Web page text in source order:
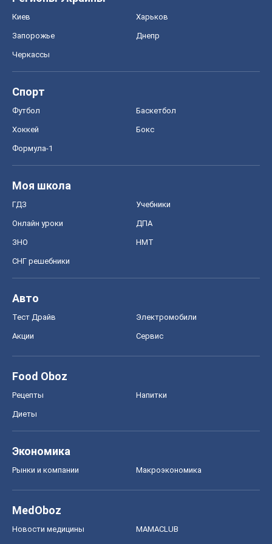
Киев Харьков
Запорожье Днепр
Черкассы
Спорт
Футбол Баскетбол
Хоккей Бокс
Формула-1
Моя школа
ГДЗ Учебники
Онлайн уроки ДПА
ЗНО НМТ
СНГ решебники
Авто
Тест Драйв Электромобили
Акции Сервис
Food Oboz
Рецепты Напитки
Диеты
Экономика
Рынки и компании Mакроэкономика
MedOboz
Новости медицины MAMACLUB